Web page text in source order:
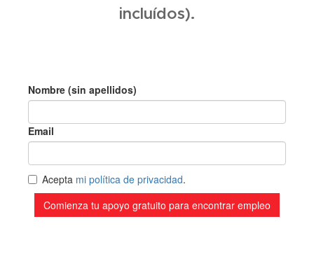
incluídos).